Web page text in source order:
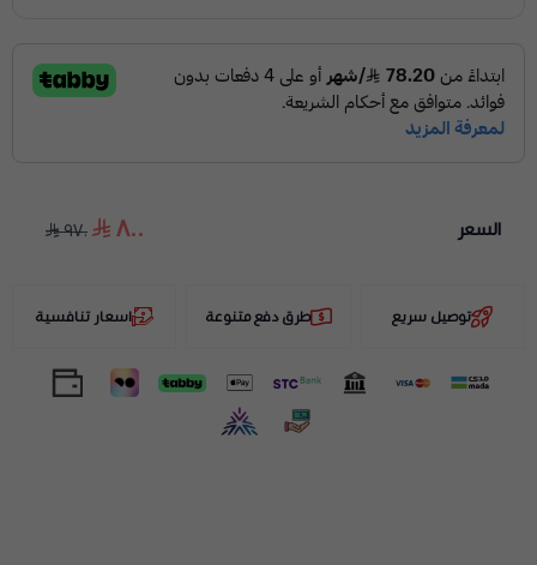
السعر ٨٠٠ ٩٧٠
توصيل سريع طرق دفع متنوعة اسعار تنافسية